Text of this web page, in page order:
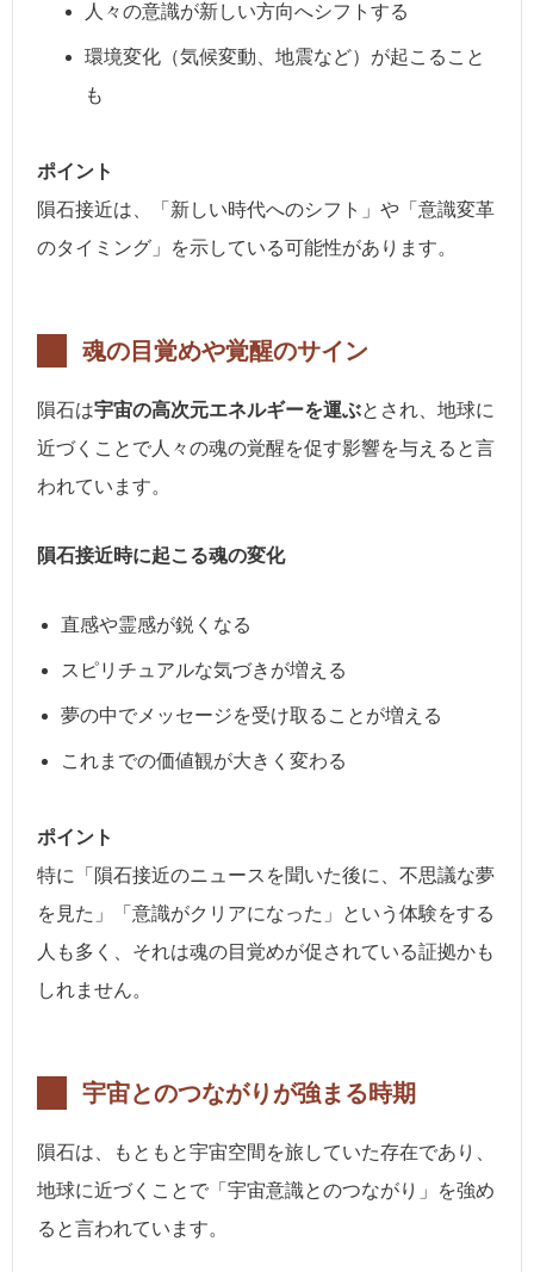
人々の意識が新しい方向へシフトする
環境変化（気候変動、地震など）が起こること
も
ポイント
隕石接近は、「新しい時代へのシフト」や「意識変革
のタイミング」を示している可能性があります。
魂の目覚めや覚醒のサイン
隕石は宇宙の高次元エネルギーを運ぶとされ、地球に
近づくことで人々の魂の覚醒を促す影響を与えると言
われています。
隕石接近時に起こる魂の変化
直感や霊感が鋭くなる
スピリチュアルな気づきが増える
夢の中でメッセージを受け取ることが増える
これまでの価値観が大きく変わる
ポイント
特に「隕石接近のニュースを聞いた後に、不思議な夢
を見た」「意識がクリアになった」という体験をする
人も多く、それは魂の目覚めが促されている証拠かも
しれません。
宇宙とのつながりが強まる時期
隕石は、もともと宇宙空間を旅していた存在であり、
地球に近づくことで「宇宙意識とのつながり」を強め
ると言われています。